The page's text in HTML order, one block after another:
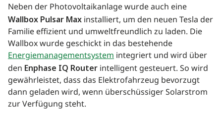
Neben der Photovoltaikanlage wurde auch eine
Wallbox Pulsar Max installiert, um den neuen Tesla der
Familie effizient und umweltfreundlich zu laden. Die
Wallbox wurde geschickt in das bestehende
Energiemanagementsystem integriert und wird über
den Enphase IQ Router intelligent gesteuert. So wird
gewährleistet, dass das Elektrofahrzeug bevorzugt
dann geladen wird, wenn überschüssiger Solarstrom
zur Verfügung steht.